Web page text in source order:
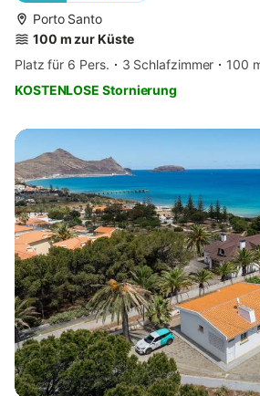
Porto Santo
100 m zur Küste
Platz für 6 Pers.
3 Schlafzimmer
100
KOSTENLOSE Stornierung